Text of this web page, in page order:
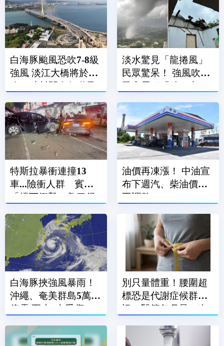
白海豚颱風恐吹7-8級
強風 淡江大橋將於今
晚21時封閉人行道及
淡水驚見「龍捲風」
民眾驚呆！ 強風吹飛
民宅屋頂「破一大
特斯拉暴衝連撞13
車...險衝人群 賓士
「擋下衝擊」救了很
油價再凍漲！ 中油宣
布下週汽、柴油價格
不調整
白海豚挾強風暴雨！
沖繩、奄美群島5萬戶
停電 至少7人受傷
別只量體重！腰圍超
標恐是代謝症候群警
訊 醫籲每月量一次